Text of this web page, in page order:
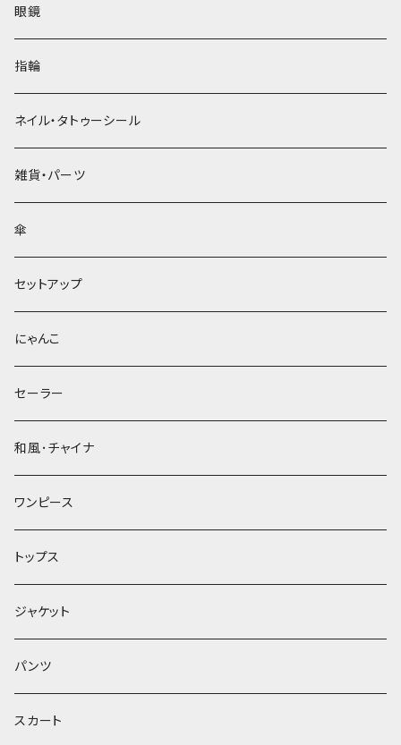
眼鏡
指輪
ネイル・タトゥーシール
雑貨・パーツ
傘
セットアップ
にゃんこ
セーラー
和風･チャイナ
ワンピース
トップス
ジャケット
パンツ
スカート